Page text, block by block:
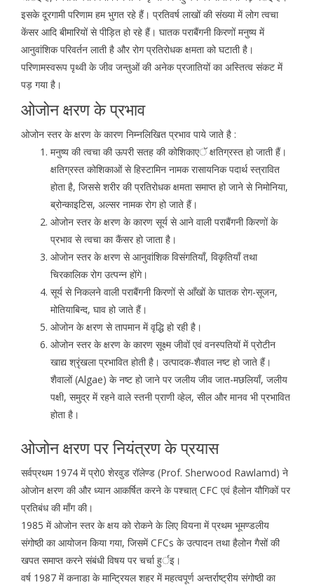
इसके दूरगामी परिणाम हम भुगत रहे हैं। प्रतिवर्ष लाखों की संख्या में लोग त्वचा
केंसर आदि बीमारियों से पीड़ित हो रहे हैं। घातक पराबैंगनी किरणों मनुष्य में
आनुवांशिक परिवर्तन लाती है और रोग प्रतिरोधक क्षमता को घटाती है।
परिणामस्वरूप पृथ्वी के जीव जन्तुओं की अनेक प्रजातियों का अस्तित्व संकट में
पड़ गया है।
ओजोन क्षरण के प्रभाव
ओजोन स्तर के क्षरण के कारण निम्नलिखित प्रभाव पाये जाते है :
मनुष्य की त्वचा की ऊपरी सतह की कोशिकाएॅ क्षतिग्रस्त हो जाती हैं।
क्षतिग्रस्त कोशिकाओं से हिस्टामिन नामक रासायनिक पदार्थ स्त्रावित
होता है, जिससे शरीर की प्रतिरोधक क्षमता समाप्त हो जाने से निमोनिया,
ब्रोन्काइटिस, अल्सर नामक रोग हो जाते हैं।
ओजोन स्तर के क्षरण के कारण सूर्य से आने वाली पराबैंगनी किरणों के
प्रभाव से त्वचा का कैंसर हो जाता है।
ओजोन स्तर के क्षरण से आनुवांशिक विसंगतियाँ, विकृतियाँ तथा
चिरकालिक रोग उत्पन्न होंगे।
सूर्य से निकलने वाली पराबैंगनी किरणों से आँखों के घातक रोग-सूजन,
मोतियाबिन्द, घाव हो जाते हैं।
ओजोन के क्षरण से तापमान में वृद्धि हो रही है।
ओजोन स्तर के क्षरण के कारण सूक्ष्म जीवों एवं वनस्पतियों में प्रोटीन
खाद्य श्रृंखला प्रभावित होती है। उत्पादक-शैवाल नष्ट हो जाते हैं।
शैवालों (Algae) के नष्ट हो जाने पर जलीय जीव जात-मछलियाँ, जलीय
पक्षी, समुद्र में रहने वाले स्तनी प्राणी व्हेल, सील और मानव भी प्रभावित
होता है।
ओजोन क्षरण पर नियंत्रण के प्रयास
सर्वप्रथम 1974 में प्रो0 शेरवुड रॉलेण्ड (Prof. Sherwood Rawlamd) ने
ओजोन क्षरण की और ध्यान आकर्षित करने के पश्चात् CFC एवं हैलोन यौगिकों पर
प्रतिबंध की माँग की।
1985 में ओजोन स्तर के क्षय को रोकने के लिए वियना में प्रथम भूमण्डलीय
संगोष्ठी का आयोजन किया गया, जिसमें CFCs के उत्पादन तथा हैलोन गैसों की
खपत समाप्त करने संबंधी विषय पर चर्चा हुर्इ।
वर्ष 1987 में कनाडा के मान्ट्रियल शहर में महत्वपूर्ण अन्तर्राष्ट्रीय संगोष्ठी का